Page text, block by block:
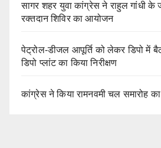
सागर शहर युवा कांग्रेस ने राहुल गांधी के
रक्तदान शिविर का आयोजन
पेट्रोल-डीजल आपूर्ति को लेकर डिपो में
डिपो प्लांट का किया निरीक्षण
कांग्रेस ने किया रामनवमी चल समारोह